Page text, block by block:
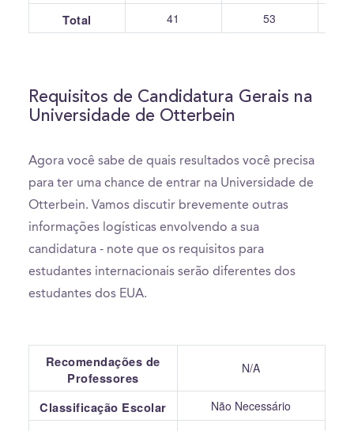
Total 41 53
Requisitos de Candidatura Gerais na
Universidade de Otterbein
Agora você sabe de quais resultados você precisa
para ter uma chance de entrar na Universidade de
Otterbein. Vamos discutir brevemente outras
informações logísticas envolvendo a sua
candidatura - note que os requisitos para
estudantes internacionais serão diferentes dos
estudantes dos EUA.
Recomendações de
Professores
N/A
Classificação Escolar Não Necessário